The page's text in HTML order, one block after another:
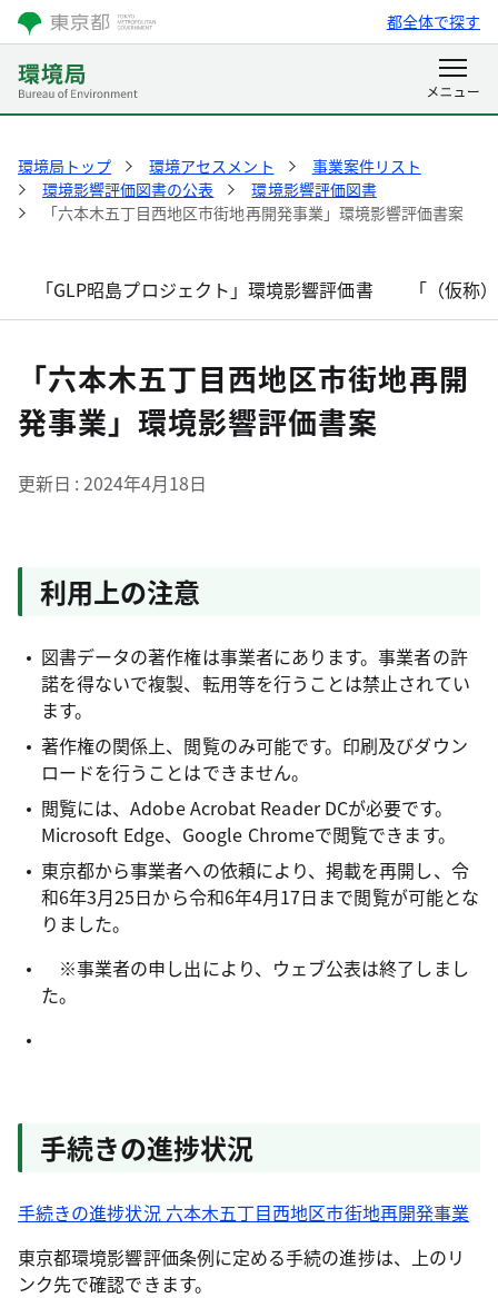
都全体で探す
環境局トップ 環境アセスメント
事業案件リスト
環境影響評価図書の公表
環境影響評価図書
「六本木五丁目西地区市街地再開発事業」環境影響評価書案
「GLP昭島プロジェクト」環境影響評価書 「（仮称
「六本木五丁目西地区市街地再開
発事業」環境影響評価書案
更新日 2024年4月18日
利用上の注意
図書データの著作権は事業者にあります。事業者の許
諾を得ないで複製、転用等を行うことは禁止されてい
ます。
著作権の関係上、閲覧のみ可能です。印刷及びダウン
ロードを行うことはできません。
閲覧には、Adobe Acrobat Reader DCが必要です。
Microsoft Edge、Google Chromeで閲覧できます。
東京都から事業者への依頼により、掲載を再開し、令
和6年3月25日から令和6年4月17日まで閲覧が可能とな
りました。
※事業者の申し出により、ウェブ公表は終了しまし
た。
手続きの進捗状況
手続きの進捗状況 六本木五丁目西地区市街地再開発事業
東京都環境影響評価条例に定める手続の進捗は、上のリ
ンク先で確認できます。